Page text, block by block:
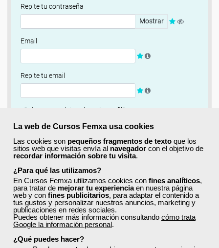
La web de Cursos Femxa usa cookies
Las cookies son pequeños fragmentos de texto que los
sitios web que visitas envía al navegador con el objetivo de
recordar información sobre tu visita.
¿Para qué las utilizamos?
En Cursos Femxa utilizamos cookies con fines analíticos,
para tratar de mejorar tu experienciaen nuestra página
web y con fines publicitarios, para adaptar el contenido a
tus gustos y personalizar nuestros anuncios, marketing y
publicaciones en redes sociales.
Puedes obtener más información consultando cómo trata
Google la información personal.
¿Qué puedes hacer?
Repite tu contraseña
Mostrar
Email
Repite tu email
¿Quieres completar ahora tu perfil?
Si
No, completaré mi perfil más adelante
Newsletter
Si, quiero recibir información sobre cursos, ofertas
exclusivas y recursos para el aprendizaje.
Términos y condiciones
He leído y acepto la Política de Privacidad
Registrarse